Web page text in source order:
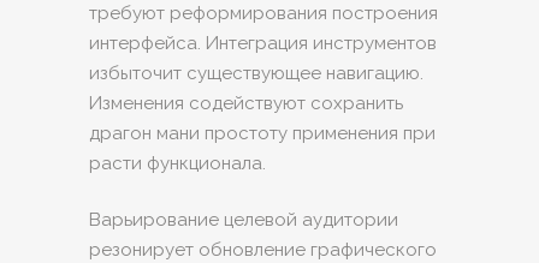
требуют реформирования построения
интерфейса. Интеграция инструментов
избыточит существующее навигацию.
Изменения содействуют сохранить
драгон мани простоту применения при
расти функционала.
Варьирование целевой аудитории
резонирует обновление графического